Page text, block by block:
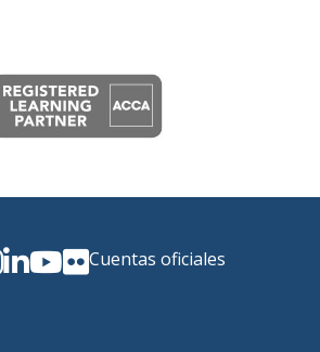
Cuentas oficiales